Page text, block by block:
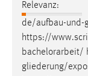
Relevanz:
de/aufbau-und-
https://
bachelorarbeit/
gliederung/